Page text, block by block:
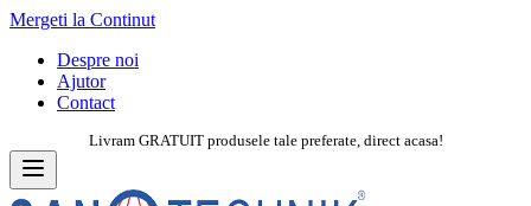
Mergeti la Continut
Despre noi
Ajutor
Contact
Livram GRATUIT produsele tale preferate, direct acasa!